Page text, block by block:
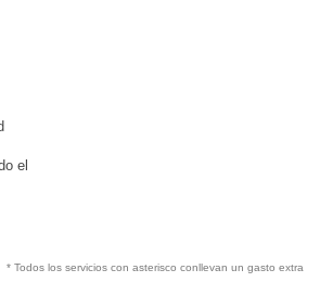
el
* Todos los servicios con asterisco conllevan un gasto extra